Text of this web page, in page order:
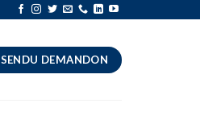
SENDU DEMANDON